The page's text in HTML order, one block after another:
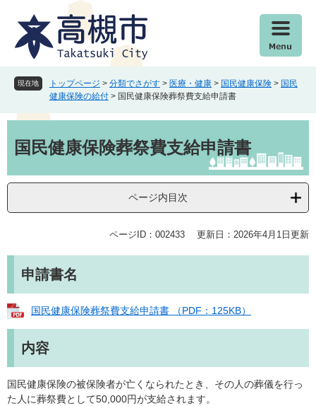
現在地 トップページ > 分類でさがす > 医療・健康 > 国民健康保険 > 国民
健康保険の給付 > 国民健康保険葬祭費支給申請書
文国民健康保険葬祭費支給申請書
ページ内目次
ページID：002433 更新日：2026年4月1日更新
申請書名
国民健康保険葬祭費支給申請書 （PDF：125KB）
内容
国民健康保険の被保険者が亡くなられたとき、その人の葬儀を行っ
た人に葬祭費として50,000円が支給されます。